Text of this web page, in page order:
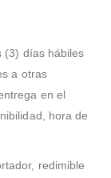
(3) días hábiles
a otras
en el
hora de
redimible